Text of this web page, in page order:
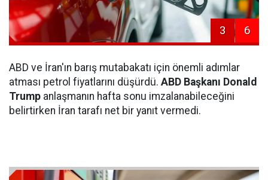
3 6
ABD ve İran'ın barış mutabakatı için önemli adımlar
atması petrol fiyatlarını düşürdü. ABD Başkanı Donald
Trump anlaşmanın hafta sonu imzalanabileceğini
belirtirken İran tarafı net bir yanıt vermedi.